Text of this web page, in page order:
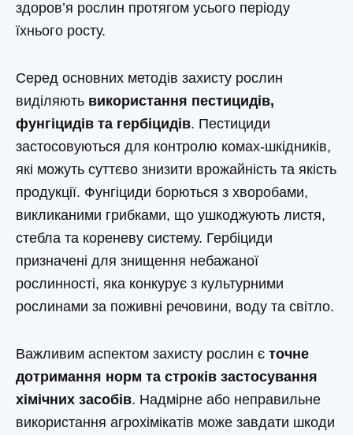
здоров’я рослин протягом усього періоду
їхнього росту.
Серед основних методів захисту рослин
виділяють використання пестицидів,
фунгіцидів та гербіцидів. Пестициди
застосовуються для контролю комах-шкідників,
які можуть суттєво знизити врожайність та якість
продукції. Фунгіциди борються з хворобами,
викликаними грибками, що ушкоджують листя,
стебла та кореневу систему. Гербіциди
призначені для знищення небажаної
рослинності, яка конкурує з культурними
рослинами за поживні речовини, воду та світло.
Важливим аспектом захисту рослин є точне
дотримання норм та строків застосування
хімічних засобів. Надмірне або неправильне
використання агрохімікатів може завдати шкоди